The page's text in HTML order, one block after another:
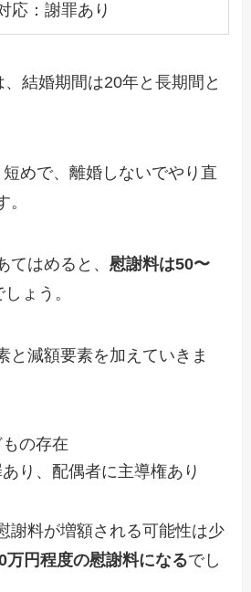
応：謝罪あり
結婚期間は20年と長期間と
めで、離婚しないでやり直
。
てはめると、慰謝料は50〜
ょう。
と減額要素を加えていきま
の存在
り、配偶者に主導権あり
謝料が増額される可能性は少
万円程度の慰謝料になるでし